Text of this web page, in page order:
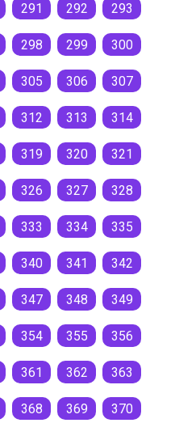
291 292 293
298 299 300
305 306 307
312 313 314
319 320 321
326 327 328
333 334 335
340 341 342
347 348 349
354 355 356
361 362 363
368 369 370